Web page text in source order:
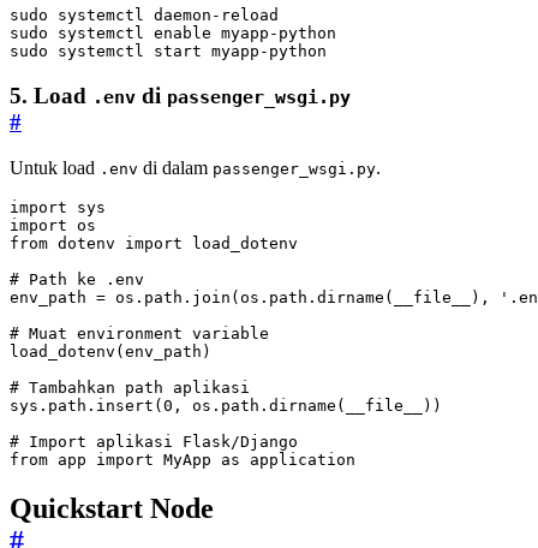
sudo systemctl enable
sudo systemctl start myapp-python
5. Load .env di passenger_wsgi.py
#
Untuk load .env di dalam passenger_wsgi.py.
import
sys
import os
from dotenv import
load_dotenv
# Path ke .env
env_path = os . path . join ( os . path . dirname ( __file__ ),
# Muat environment variable
load_dotenv ( env_path )
# Tambahkan path aplikasi
sys . path . insert ( 0 , os . path . dirname ( __file__
))
# Import aplikasi Flask/Django
from app import MyApp as application
Quickstart Node
#